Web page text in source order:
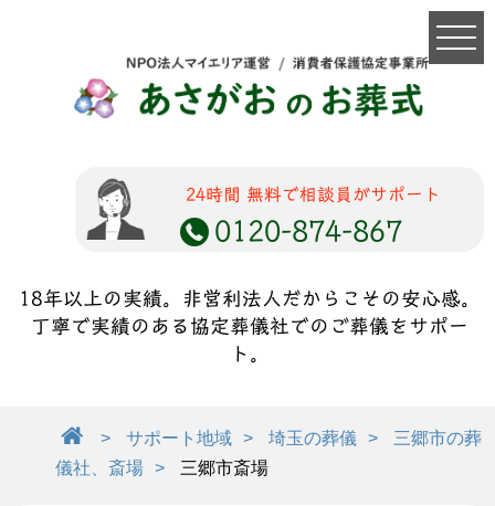
24時間 無料で相談員がサポート
0120-874-867
18年以上の実績。非営利法人だからこその安心感。
丁寧で実績のある協定葬儀社でのご葬儀をサポー
ト。
サポート地域 埼玉の葬儀
三郷市の葬
儀社、斎場
三郷市斎場